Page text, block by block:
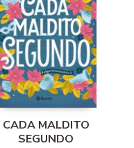
CADA MALDITO
SEGUNDO